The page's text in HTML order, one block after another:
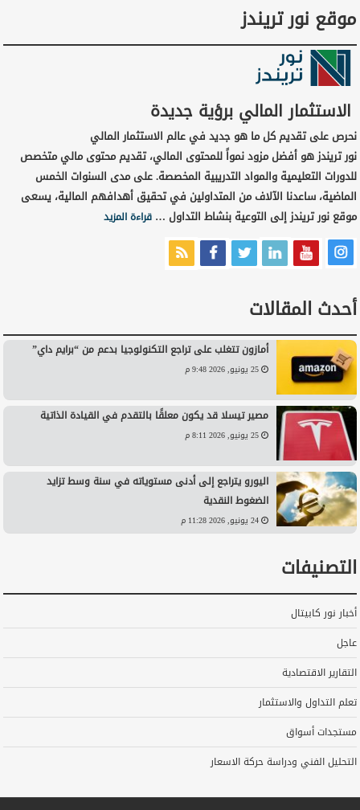
موقع نور تريندز
الاستثمار المالي برؤية جديدة
نحرص على تقديم كل ما هو جديد في عالم الاستثمار المالي
نور تريندز هو أفضل مزود نمواً للمحتوى المالي، تقديم محتوى مالي متخصص
للدورات التعليمية والمواد التدريبية المخصصة. على مدى السنوات الخمس
الماضية، ساعدنا الآلاف من المتداولين في تحقيق أهدافهم المالية، يسعى
موقع نور تريندز إلى التوعية بنشاط التداول …قراءة المزيد
أحدث المقالات
أمازون تتغلب على تراجع التكنولوجيا بدعم من “برايم داي”
25 يونيو, 2026 9:48 م
مصير تيسلا قد يكون معلقًا بالتقدم في القيادة الذاتية
25 يونيو, 2026 8:11 م
اليورو يتراجع إلى أدنى مستوياته في سنة وسط تزايد
الضغوط النقدية
24 يونيو, 2026 11:28 م
التصنيفات
أخبار نور كابيتال
عاجل
التقارير الاقتصادية
تعلم التداول والاستثمار
مستجدات أسواق
التحليل الفني ودراسة حركة الاسعار